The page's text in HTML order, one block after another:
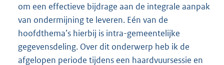
om een effectieve bijdrage aan de integrale aanpak
van ondermijning te leveren. Eén van de
hoofdthema’s hierbij is intra-gemeentelijke
gegevensdeling. Over dit onderwerp heb ik de
afgelopen periode tijdens een haardvuursessie en